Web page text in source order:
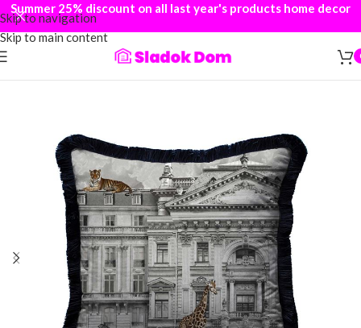
Skip to navigation
Skip to main content
Summer 25% discount on all last year's products home decor